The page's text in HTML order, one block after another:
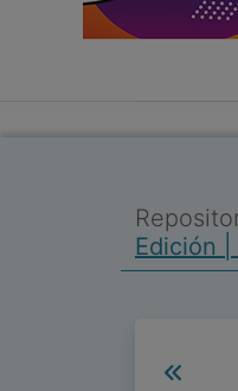
Edición